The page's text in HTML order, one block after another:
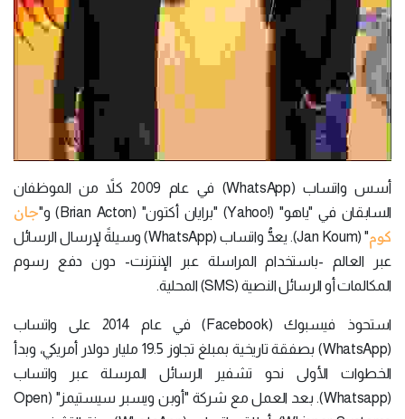
أسس واتساب (WhatsApp) في عام 2009 كلاً من الموظفان
السابقان في "ياهو" (!Yahoo) "برايان أكتون" (Brian Acton) و"
جان
كوم
" (Jan Koum). يعدُّ واتساب (WhatsApp) وسيلةً لإرسال الرسائل
عبر العالم -باستخدام المراسلة عبر الإنترنت- دون دفع رسوم
المكالمات أو الرسائل النصية (SMS) المحلية.
استحوذ فيسبوك (Facebook) في عام 2014 على واتساب
(WhatsApp) بصفقة تاريخية بمبلغ تجاوز 19.5 مليار دولار أمريكي، وبدأ
الخطوات الأولى نحو تشفير الرسائل المرسلة عبر واتساب
(Whatsapp). بعد العمل مع شركة "أوبن ويسبر سيستيمز" (Open